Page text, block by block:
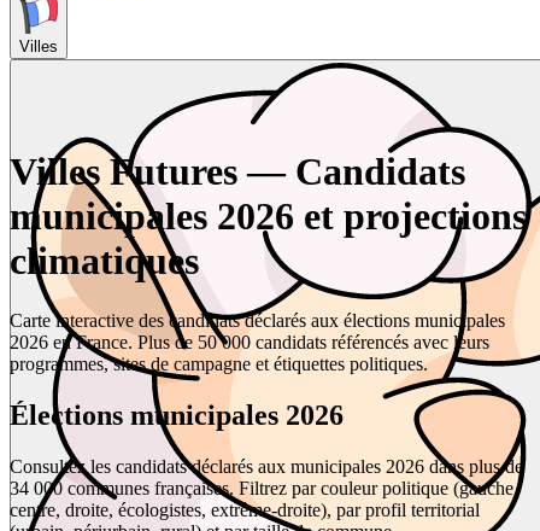
Villes
Villes Futures — Candidats
municipales 2026 et projections
climatiques
Carte interactive des candidats déclarés aux élections municipales
2026 en France. Plus de 50 000 candidats référencés avec leurs
programmes, sites de campagne et étiquettes politiques.
Élections municipales 2026
Consultez les candidats déclarés aux municipales 2026 dans plus de
34 000 communes françaises. Filtrez par couleur politique (gauche,
centre, droite, écologistes, extrême-droite), par profil territorial